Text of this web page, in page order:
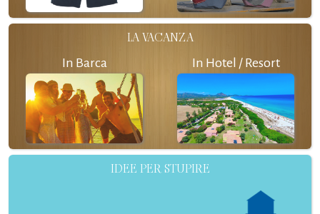
LA VACANZA
In Barca In Hotel / Resort
IDEE PER STUPIRE